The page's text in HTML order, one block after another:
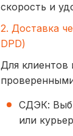
скорость и
2. Доставка
DPD)
Для клиентов
СДЭК:
или